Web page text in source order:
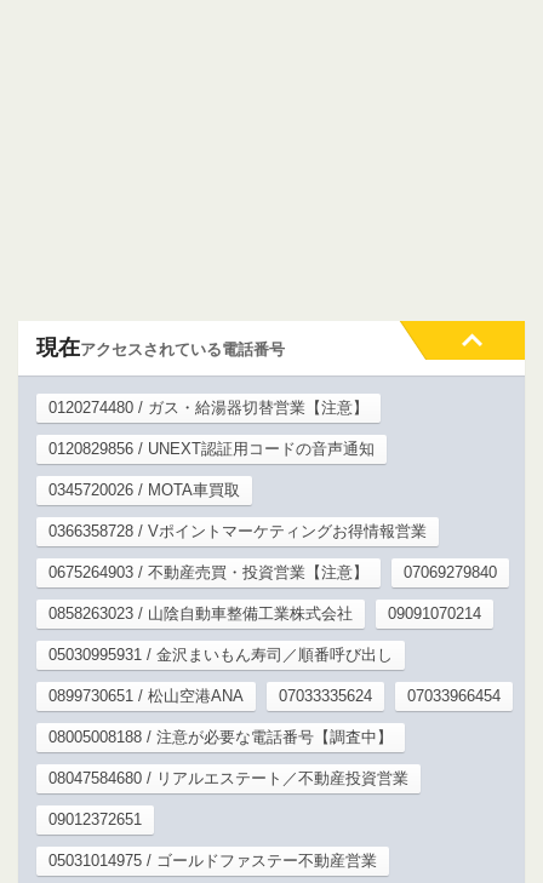
現在アクセスされている電話番号
0120274480 / ガス・給湯器切替営業【注意】
0120829856 / UNEXT認証用コードの音声通知
0345720026 / MOTA車買取
0366358728 / Vポイントマーケティングお得情報営業
0675264903 / 不動産売買・投資営業【注意】 07069279840
0858263023 / 山陰自動車整備工業株式会社 09091070214
05030995931 / 金沢まいもん寿司／順番呼び出し
0899730651 / 松山空港ANA 07033335624 07033966454
08005008188 / 注意が必要な電話番号【調査中】
08047584680 / リアルエステート／不動産投資営業
09012372651
05031014975 / ゴールドファステー不動産営業